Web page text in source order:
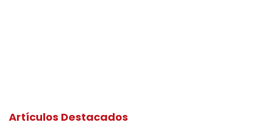
Artículos Destacados